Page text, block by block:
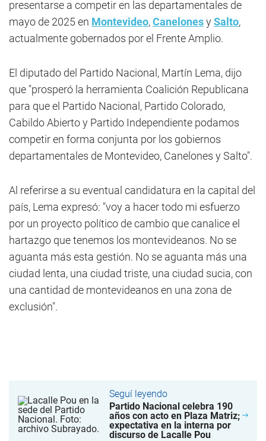
presentarse a competir en las departamentales de
mayo de 2025 en Montevideo,CanelonesySalto,
actualmente gobernados por el Frente Amplio.
El diputado del Partido Nacional, Martín Lema, dijo
que "prosperó la herramienta Coalición Republicana
para que el Partido Nacional, Partido Colorado,
Cabildo Abierto y Partido Independiente podamos
competir en forma conjunta por los gobiernos
departamentales de Montevideo, Canelones y Salto".
Al referirse a su eventual candidatura en la capital del
país, Lema expresó: "voy a hacer todo mi esfuerzo
por un proyecto político de cambio que canalice el
hartazgo que tenemos los montevideanos. No se
aguanta más esta gestión. No se aguanta más una
ciudad lenta, una ciudad triste, una ciudad sucia, con
una cantidad de montevideanos en una zona de
exclusión".
Seguí leyendo
Partido Nacional celebra 190
años con acto en Plaza Matriz;
expectativa en la interna por
discurso de Lacalle Pou